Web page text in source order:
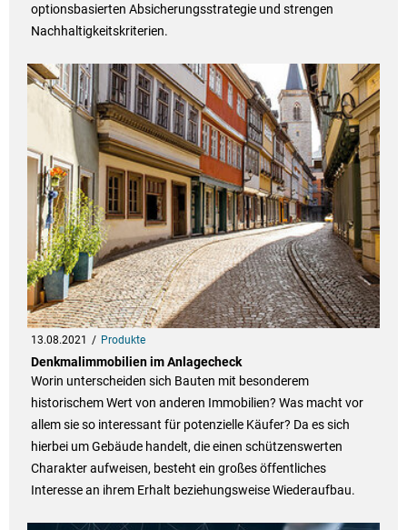
optionsbasierten Absicherungsstrategie und strengen
Nachhaltigkeitskriterien.
13.08.2021 Produkte
Denkmalimmobilien im Anlagecheck
Worin unterscheiden sich Bauten mit besonderem
historischem Wert von anderen Immobilien? Was macht vor
allem sie so interessant für potenzielle Käufer? Da es sich
hierbei um Gebäude handelt, die einen schützenswerten
Charakter aufweisen, besteht ein großes öffentliches
Interesse an ihrem Erhalt beziehungsweise Wiederaufbau.